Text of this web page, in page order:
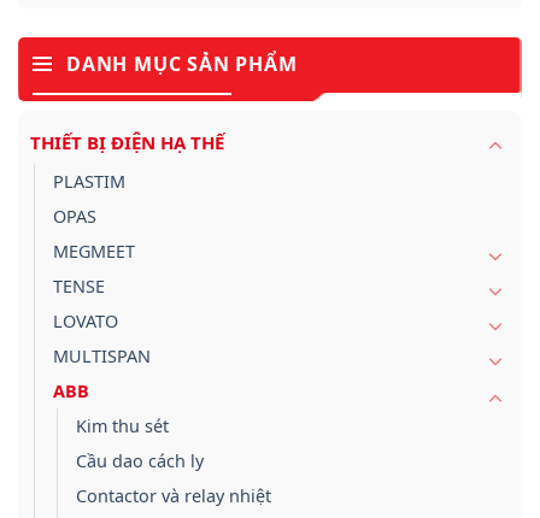
DANH MỤC SẢN PHẨM
THIẾT BỊ ĐIỆN HẠ THẾ
PLASTIM
OPAS
MEGMEET
TENSE
LOVATO
MULTISPAN
ABB
Kim thu sét
Cầu dao cách ly
Contactor và relay nhiệt